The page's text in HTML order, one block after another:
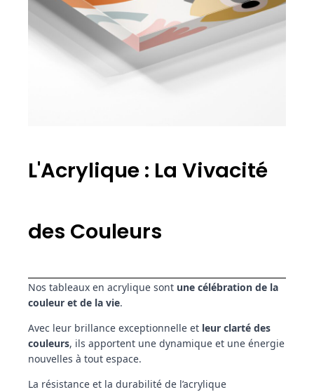
L'Acrylique : La Vivacité
des Couleurs
Nos tableaux en acrylique sont une célébration de la
couleur et de la vie.
Avec leur brillance exceptionnelle et leur clarté des
couleurs, ils apportent une dynamique et une énergie
nouvelles à tout espace.
La résistance et la durabilité de l’acrylique